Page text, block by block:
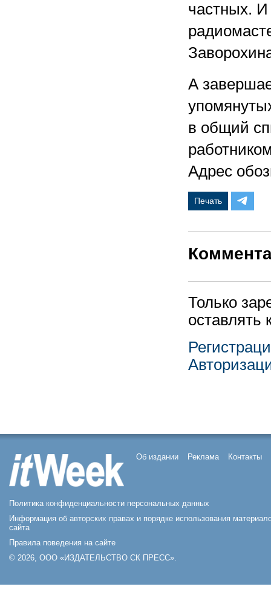
частных.
А
в общий
Адрес
Печать
Только
оставлять
Об издании Реклама Контакты
Политика конфиденциальности персональных данных
Информация об авторских правах и порядке использования
сайта
Правила поведения на сайте
© 2026, ООО «ИЗДАТЕЛЬСТВО СК ПРЕСС».